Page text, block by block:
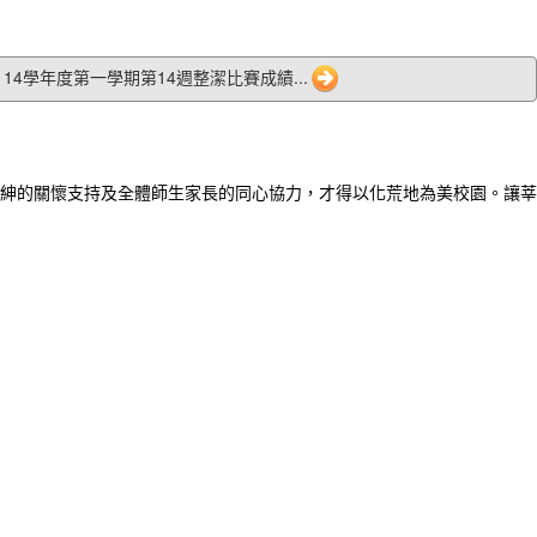
學年度第一學期第14週整潔比賽成績...
的關懷支持及全體師生家長的同心協力，才得以化荒地為美校園。讓莘